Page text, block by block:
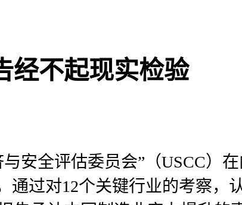
经不起现实检验
安全评估委员会”（USCC）
通过对12个关键行业的考察